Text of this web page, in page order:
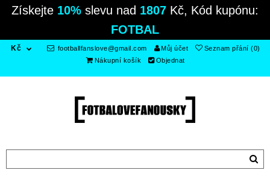
Získejte 10% slevu nad 1807 Kč, Kód kupónu:
FOTBAL
Kč footballfanslove@gmail.com Můj účet
Seznam přání (0)
Nákupní košík
Objednat